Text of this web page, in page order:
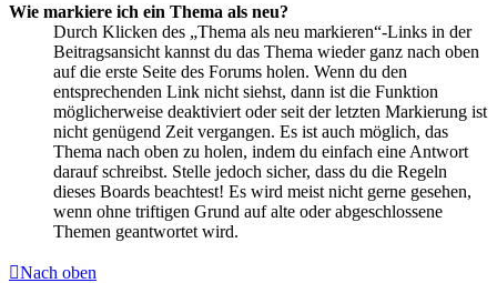
Wie markiere ich ein Thema als neu?
Durch Klicken des „Thema als neu markieren“-Links in der
Beitragsansicht kannst du das Thema wieder ganz nach oben
auf die erste Seite des Forums holen. Wenn du den
entsprechenden Link nicht siehst, dann ist die Funktion
möglicherweise deaktiviert oder seit der letzten Markierung ist
nicht genügend Zeit vergangen. Es ist auch möglich, das
Thema nach oben zu holen, indem du einfach eine Antwort
darauf schreibst. Stelle jedoch sicher, dass du die Regeln
dieses Boards beachtest! Es wird meist nicht gerne gesehen,
wenn ohne triftigen Grund auf alte oder abgeschlossene
Themen geantwortet wird.
Nach oben